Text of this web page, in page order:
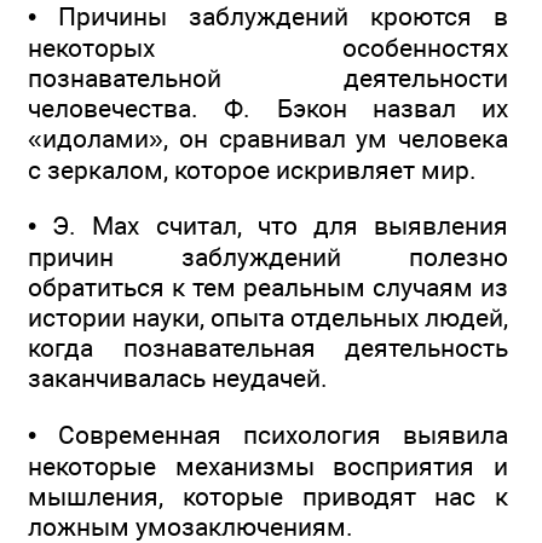
• Причины заблуждений кроются в
некоторых особенностях
познавательной деятельности
человечества. Ф. Бэкон назвал их
«идолами», он сравнивал ум человека
с зеркалом, которое искривляет мир.
• Э. Мах считал, что для выявления
причин заблуждений полезно
обратиться к тем реальным случаям из
истории науки, опыта отдельных людей,
когда познавательная деятельность
заканчивалась неудачей.
• Современная психология выявила
некоторые механизмы восприятия и
мышления, которые приводят нас к
ложным умозаключениям.